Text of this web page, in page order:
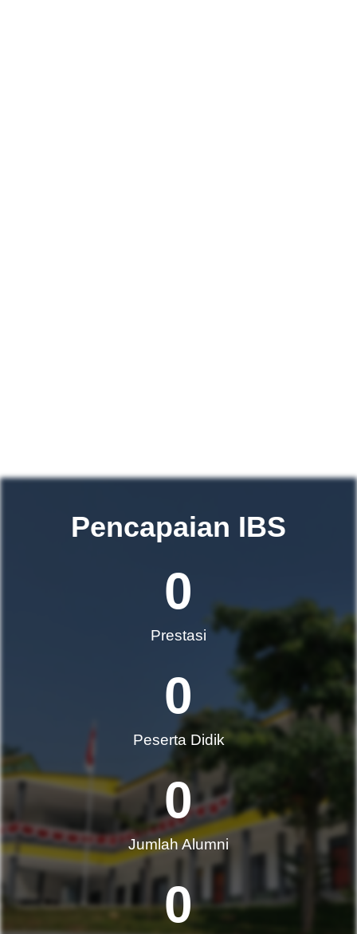
Pencapaian IBS
0
Prestasi
0
Peserta Didik
0
Jumlah Alumni​
0